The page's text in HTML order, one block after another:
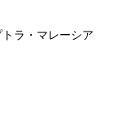
ラ・マレーシア